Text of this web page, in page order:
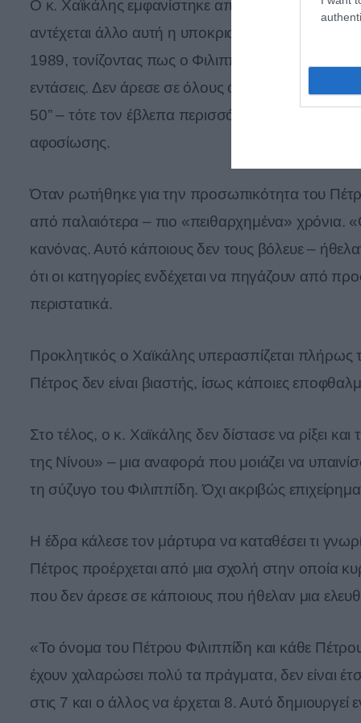
Ο κ. Χαϊκάλης εμφανίστηκε
αντέχεται άλλο αυτή η υποκρισία». Μίλησε για
1989, τονίζοντας πως ο Φιλιππίδης ανέκαθεν
εντάσεις. Δεν άρεσε σε όλους όταν διάλεγε τον
50” – τότε τον έβλεπα περισσότερο και από τη
αφοσίωσης.
Όταν ρωτήθηκε για την προσωπικότητα του
από παλαιότερα – πιο «πειθαρχημένα»
κανόνας. Αυτό κάποιους δεν τους βόλευε –
ότι οι κατηγορίες ενδέχεται να πηγάζουν από
περιστατικά.
Προκλητικός ο Χαϊκάλης υπερασπίζεται πλήρως
Πέτρος δεν είναι βιαστής, ίσως κάποιες
Στο τέλος, ο κ. Χαϊκάλης δεν δίστασε να ρίξει
της Νίνου» – μια αναφορά που μοιάζει να
τη σύζυγο του Φιλιππίδη. Όχι ακριβώς
Η έδρα κάλεσε τον μάρτυρα να καταθέσει τι
Πέτρος προέρχεται από μια σχολή στην οποία
που δεν άρεσε σε κάποιους που ήθελαν μια
«Το όνομα του Πέτρου Φιλιππίδη και κάθε
έχουν χαλαρώσει πολύ τα πράγματα, δεν είναι
στις 7 και ο άλλος να έρχεται 8. Αυτό